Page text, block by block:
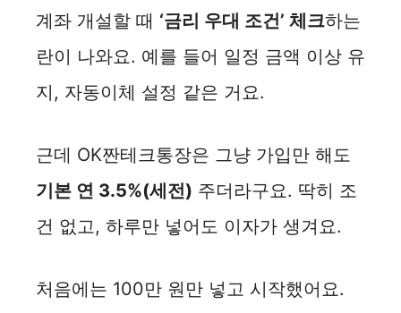
계좌 개설할 때 ‘금리 우대 조건’ 체크하는
란이 나와요. 예를 들어 일정 금액 이상 유
지, 자동이체 설정 같은 거요.
근데 OK짠테크통장은 그냥 가입만 해도
기본 연 3.5%(세전) 주더라구요. 딱히 조
건 없고, 하루만 넣어도 이자가 생겨요.
처음에는 100만 원만 넣고 시작했어요.